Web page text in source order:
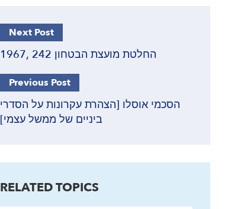
Next Post
1967, 242 החלטת מועצת הבטחון
Previous Post
הסכמי אוסלו [הצהרת עקרונות על הסדרי
ביניים של ממשל עצמי]
RELATED TOPICS